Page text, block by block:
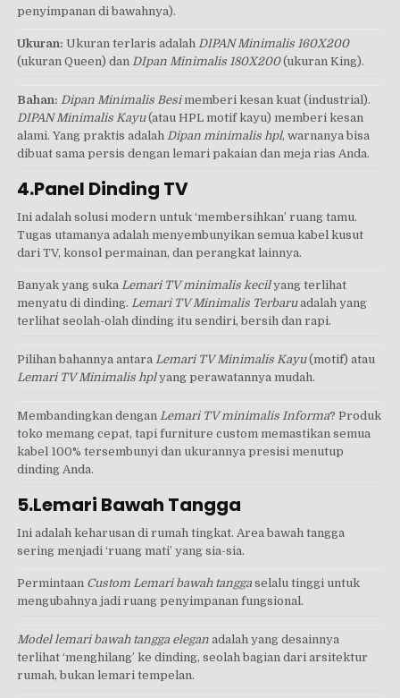
penyimpanan di bawahnya).
Ukuran: Ukuran terlaris adalah DIPAN Minimalis 160X200
(ukuran Queen) dan DIpan Minimalis 180X200(ukuran King).
Bahan: Dipan Minimalis Besimemberi kesan kuat (industrial).
DIPAN Minimalis Kayu(atau HPL motif kayu) memberi kesan
alami. Yang praktis adalah Dipan minimalis hpl, warnanya bisa
dibuat sama persis dengan lemari pakaian dan meja rias Anda.
4.Panel Dinding TV
Ini adalah solusi modern untuk ‘membersihkan’ ruang tamu.
Tugas utamanya adalah menyembunyikan semua kabel kusut
dari TV, konsol permainan, dan perangkat lainnya.
Banyak yang suka Lemari TV minimalis kecilyang terlihat
menyatu di dinding. Lemari TV Minimalis Terbaruadalah yang
terlihat seolah-olah dinding itu sendiri, bersih dan rapi.
Pilihan bahannya antara Lemari TV Minimalis Kayu(motif) atau
Lemari TV Minimalis hplyang perawatannya mudah.
Membandingkan denganLemari TV minimalis Informa? Produk
toko memang cepat, tapi furniture custom memastikan semua
kabel 100% tersembunyi dan ukurannya presisi menutup
dinding Anda.
5.Lemari Bawah Tangga
Ini adalah keharusan di rumah tingkat. Area bawah tangga
sering menjadi ‘ruang mati’ yang sia-sia.
Permintaan Custom Lemari bawah tangga selalu tinggi untuk
mengubahnya jadi ruang penyimpanan fungsional.
Model lemari bawah tangga elegan adalah yang desainnya
terlihat ‘menghilang’ ke dinding, seolah bagian dari arsitektur
rumah, bukan lemari tempelan.